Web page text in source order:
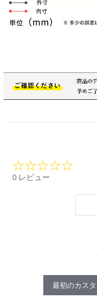
0 レビュー
最初のカス